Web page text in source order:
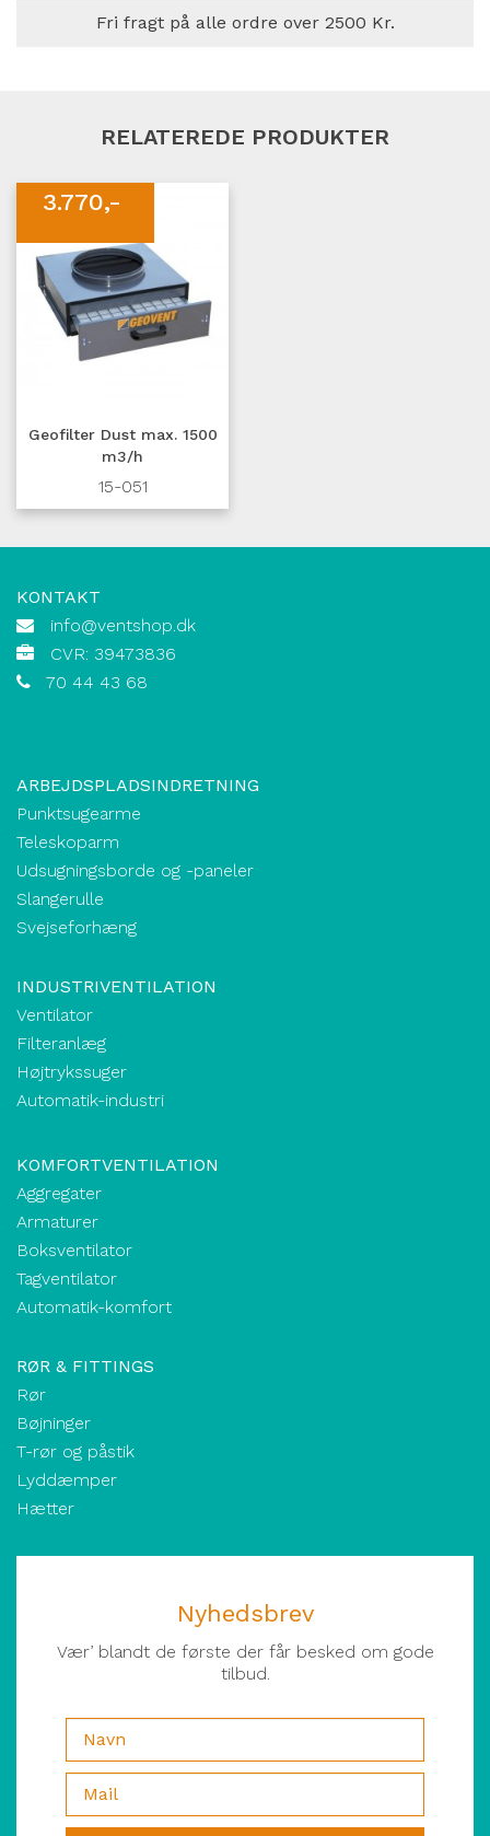
Fri fragt på alle ordre over 2500 Kr.
RELATEREDE PRODUKTER
3.770,-
Geofilter Dust max. 1500
m3/h
15-051
KONTAKT
info@ventshop.dk
CVR: 39473836
70 44 43 68
ARBEJDSPLADSINDRETNING
Punktsugearme
Teleskoparm
Udsugningsborde og -paneler
Slangerulle
Svejseforhæng
INDUSTRIVENTILATION
Ventilator
Filteranlæg
Højtrykssuger
Automatik-industri
KOMFORTVENTILATION
Aggregater
Armaturer
Boksventilator
Tagventilator
Automatik-komfort
RØR & FITTINGS
Rør
Bøjninger
T-rør og påstik
Lyddæmper
Hætter
Nyhedsbrev
Vær’ blandt de første der får besked om gode
tilbud.